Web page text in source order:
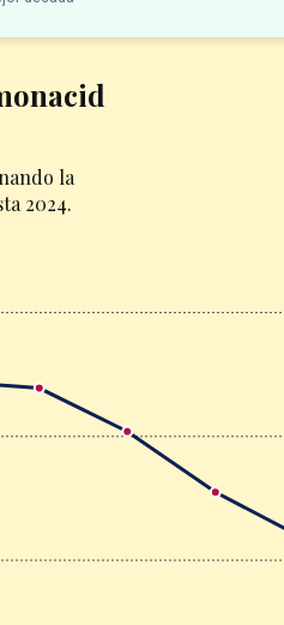
la
2024.